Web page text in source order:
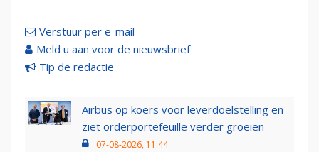
Verstuur per e-mail
Meld u aan voor de nieuwsbrief
Tip de redactie
Airbus op koers voor leverdoelstelling en
ziet orderportefeuille verder groeien
07-08-2026, 11:44